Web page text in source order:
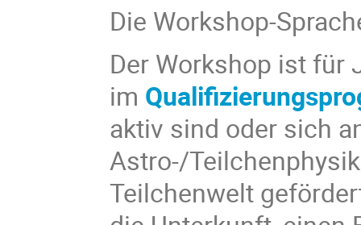
Die Workshop-
Der Workshop ist für
im
aktiv sind oder sich
Astro-/
Teilchenwelt